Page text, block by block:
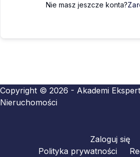
Nie masz jeszcze konta?
Copyright © 2026 - Akademi
Nieruchomości
Zaloguj się
Polityka prywatności